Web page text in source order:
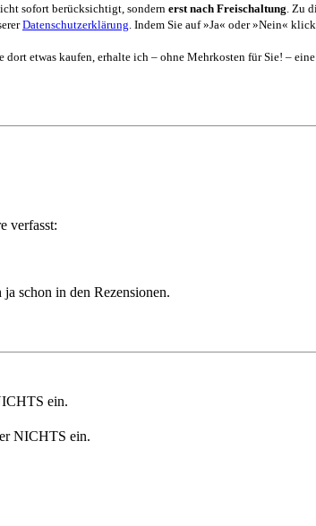
sofort berücksichtigt, sondern erst nach Freischaltung . Zu
Datenschutzerklärung . Indem Sie auf »Ja« oder »Nein«
dort etwas kaufen, erhalte ich – ohne Mehrkosten für Sie! –
verfasst:
schon in den Rezensionen.
ein.
NICHTS ein.